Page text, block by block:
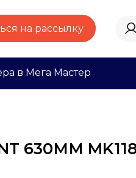
на рассылку
в Мега Мастер
630ММ